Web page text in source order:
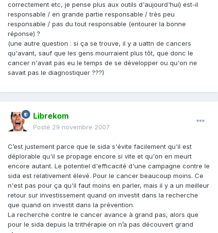
correctement etc, je pense plus aux outils d'aujourd'hui) est-il
responsable / en grande partie responsable / très peu
responsable / pas du tout responsable (entourer la bonne
réponse) ?
(une autre question : si ça se trouve, il y a uattn de cancers
qu'avant, sauf que les gens mourraient plus tôt, que donc le
cancer n'avait pas eu le temps de se développer ou qu'on ne
savait pas le diagnostiquer ???)
Librekom
Posté 29 novembre 2007
C’est justement parce que le sida s'évite facilement qu'il est
déplorable qu'il se propage encore si vite et qu'on en meurt
encore autant. Le potentiel d'efficacité d'une campagne contre le
sida est relativement élevé. Pour le cancer beaucoup moins. Ce
n'est pas pour ça qu'il faut moins en parler, mais il y a un meilleur
retour sur investissement quand on investit dans la recherche
que quand on investit dans la prévention.
La recherche contre le cancer avance à grand pas, alors que
pour le sida depuis la trithérapie on n’a pas découvert grand